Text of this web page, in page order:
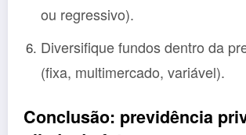
ou regressivo).
Diversifique fundos dentro da
(fixa, multimercado, variável).
Conclusão: previdência